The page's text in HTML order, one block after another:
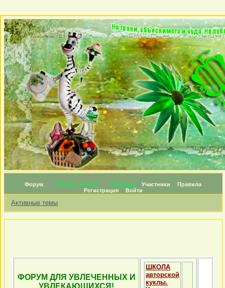
Форум Личные топики Награды Участники
Правила
Регистрация
Войти
Активные темы
ФОРУМ ДЛЯ УВЛЕЧЕННЫХ И
УВЛЕКАЮЩИХСЯ!
ШКОЛА
авторской
куклы.